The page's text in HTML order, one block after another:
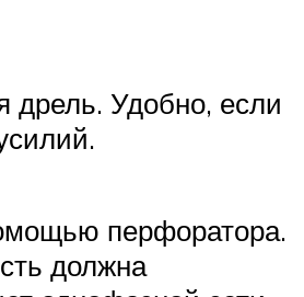
дрель. Удобно, если
перфоратора.
должна